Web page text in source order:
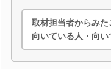
取材担当者からみた
向いている人・向